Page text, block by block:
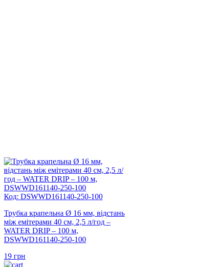
Код: DSWWD161140-250-100
Трубка крапельна Ø 16 мм, відстань
між емітерами 40 см, 2,5 л/год –
WATER DRIP – 100 м,
DSWWD161140-250-100
19 грн